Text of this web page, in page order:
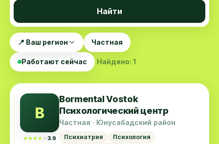
Найти
📍 Ваш регион Частная
Работают сейчас Найдено: 1
B
★★★★★
★★★★★3.9
Bormental Vostok
Психологический центр
Частная · Юнусабадский район
Психиатрия
Психология